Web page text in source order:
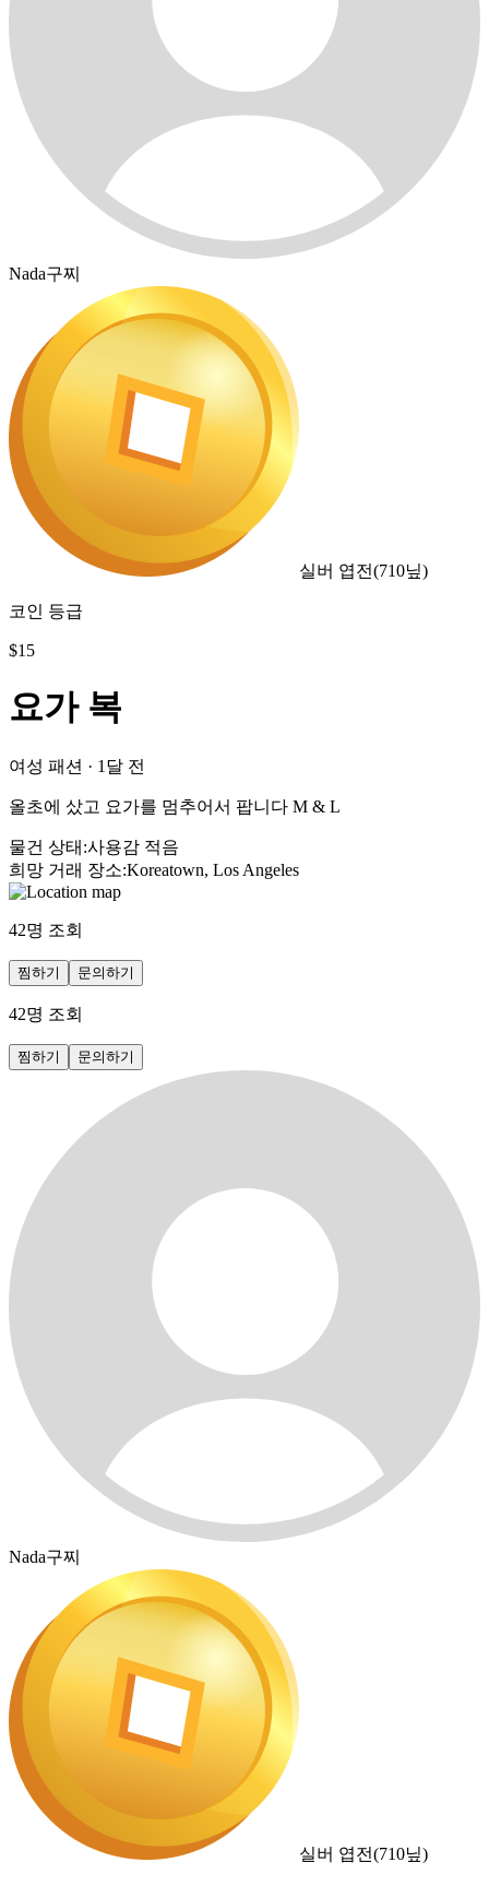
Nada구찌
실버 엽전(710닢)
코인 등급
$15
요가 복
여성 패션 · 1달 전
올초에 샀고 요가를 멈추어서 팝니다 M & L
물건 상태 :사용감 적음
희망 거래 장소:Koreatown, Los Angeles
42명 조회
찜하기 문의하기
42명 조회
찜하기 문의하기
Nada구찌
실버 엽전(710닢)